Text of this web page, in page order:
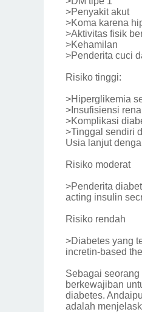
>Penyakit akut
>Koma karena
>Aktivitas fisik
>Kehamilan
>Penderita cuci
Risiko tinggi:
>Hiperglikemia
>Insufisiensi
>Komplikasi
>Tinggal sendiri
Usia lanjut
Risiko moderat
>Penderita
acting insulin
Risiko rendah
>Diabetes yang
incretin-based
Sebagai
berkewajiban
diabetes.
adalah